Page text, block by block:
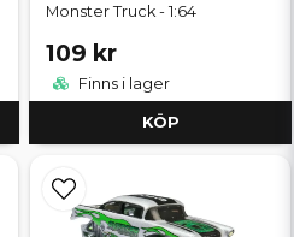
Monster Truck - 1:64
109 kr
Finns i lager
KÖP